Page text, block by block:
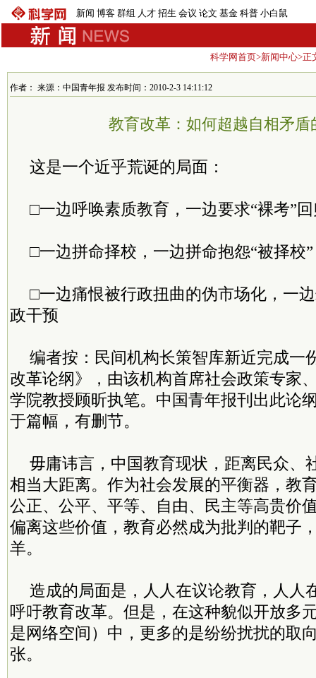
新闻 博客 群组 人才 招生 会议 论文 基金 科普 小白鼠
科学网首页>新闻中心>正
作者： 来源：中国青年报 发布时间：2010-2-3 14:11:12
教育改革：如何超越自相矛盾
这是一个近乎荒诞的局面：
□一边呼唤素质教育，一边要求“裸考”
□一边拼命择校，一边拼命抱怨“被择校”
□一边痛恨被行政扭曲的伪市场化，一
政干预
编者按：民间机构长策智库新近完成一
改革论纲》，由该机构首席社会政策专家
学院教授顾昕执笔。中国青年报刊出此论
于篇幅，有删节。
毋庸讳言，中国教育现状，距离民众、
相当大距离。作为社会发展的平衡器，教
公正、公平、平等、自由、民主等高贵价
偏离这些价值，教育必然成为批判的靶子
羊。
造成的局面是，人人在议论教育，人人
呼吁教育改革。但是，在这种貌似开放多
是网络空间）中，更多的是纷纷扰扰的取
张。